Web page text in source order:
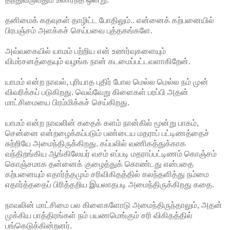
தனிமைக் கதவுகள் தாழிட்ட போதிலும்.. என்னைக் கற்பனையில்
பிரபஞ்சம் அளக்கச் செய்பவை புத்தகங்களே.
அவ்வகையில் யாமம் பற்றிய என் உணர்வுகளையும்
விமர்சனத்தையும் வழங்க நான் கடமைப்பட்டவளாகிறேன்.
யாமம் என்ற நாவல், புரியாத புதிர் போல மெல்ல மெல்ல நம் முன்
விவரிக்கப் படுகிறது. வெவ்வேறு கிளைகள் பரப்பி அதன்
மாட்சிமையை பிரம்மிக்கச் செய்கிறது.
யாமம் என்ற நாவலின் கதைக் களம் நான்கில் மூன்று பாகம்,
சென்னை என்றழைக்கப்படும் பண்டைய மதராப் பட்டிணத்தைச்
சுற்றியே அமைந்திருக்கிறது. கப்பலில் வணிகத்துக்காக
வந்திறங்கிய ஆங்கிலேயர் வசம் எப்படி மதராப்பட்டிணம் கொஞ்சம்
கொஞ்சமாக தன்னைக் குழைத்துக் கொண்டது என்பதை
கற்பனையும் எதார்த்தமும் சரிவிகிதத்தில் கலந்தளித்து நம்மை
எதார்த்ததைப் பிரித்தறிய இயலாதபடி அமைந்திருக்கிறது கதை.
நாவலின் மாட்சிமை பல கிளைகளோடு அமைந்திருந்தாலும், அதன்
முக்கிய பாத்திரங்கள் நம் பயணமெங்கும் சரி விகிதத்தில்
பங்கெடுக்கின்றனர்.